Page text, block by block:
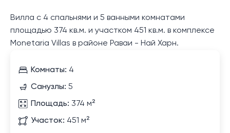
Вилла с 4 спальнями и 5 ванными комнатами
площадью 374 кв.м. и участком 451 кв.м. в комплексе
Monetaria Villas в районе Раваи - Най Харн.
Комнаты: 4
Санузлы: 5
Площадь: 374 м²
Участок: 451 м²